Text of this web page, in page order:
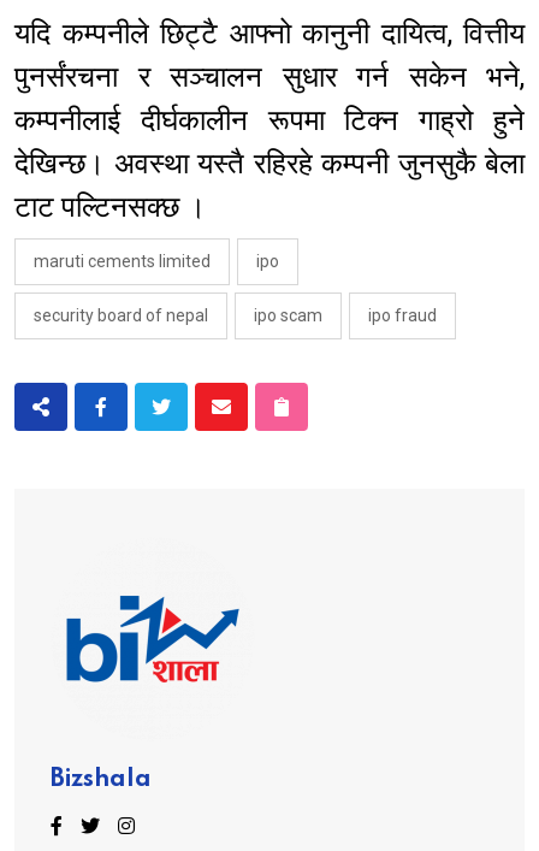
यदि कम्पनीले छिट्टै आफ्नो कानुनी दायित्व, वित्तीय
पुनर्संरचना र सञ्चालन सुधार गर्न सकेन भने,
कम्पनीलाई दीर्घकालीन रूपमा टिक्न गाह्रो हुने
देखिन्छ। अवस्था यस्तै रहिरहे कम्पनी जुनसुकै बेला
टाट पल्टिनसक्छ ।
maruti cements limited ipo
security board of nepal ipo scam ipo fraud
Bizshala